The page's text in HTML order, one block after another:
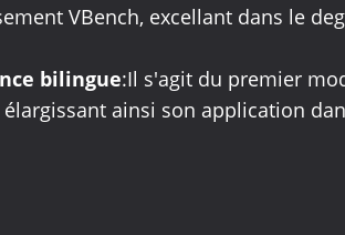
VBench, excellant dans le
bilingue:Il s'agit du premier
élargissant ainsi son application